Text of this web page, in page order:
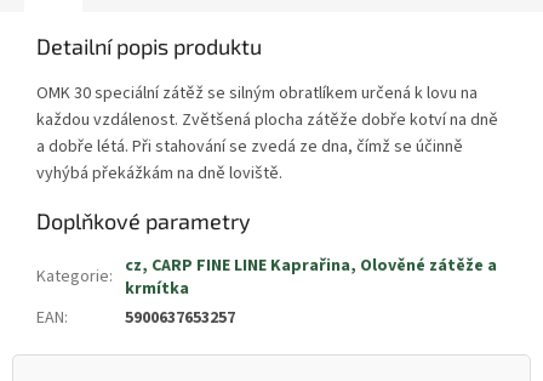
Detailní popis produktu
OMK 30 speciální zátěž se silným obratlíkem určená k lovu na
každou vzdálenost. Zvětšená plocha zátěže dobře kotví na dně
a dobře létá. Při stahování se zvedá ze dna, čímž se účinně
vyhýbá překážkám na dně loviště.
Doplňkové parametry
Kategorie: cz, CARP FINE LINE Kaprařina, Olověné zátěže a
krmítka
EAN: 5900637653257